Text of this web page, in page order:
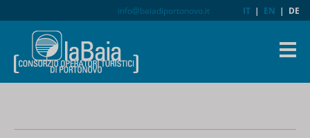
info@baiadiportonovo.it IT | EN | DE